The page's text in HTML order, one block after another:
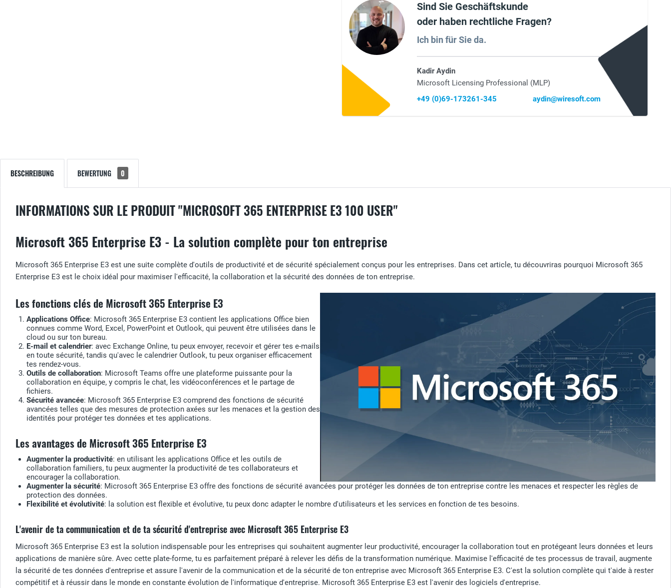
Sind Sie Geschäftskunde
oder haben rechtliche Fragen?
Ich bin für Sie da.
Kadir Aydin
Microsoft Licensing Professional (MLP)
+49 (0)69-173261-345
aydin@wiresoft.com
BESCHREIBUNG BEWERTUNG 0
INFORMATIONS SUR LE PRODUIT "MICROSOFT 365 ENTERPRISE E3 100 USER"
Microsoft 365 Enterprise E3 - La solution complète pour ton entreprise
Microsoft 365 Enterprise E3 est une suite complète d'outils de productivité et de sécurité spécialement conçus pour les entreprises. Dans cet article, tu découvriras pourquoi Microsoft 365
Enterprise E3 est le choix idéal pour maximiser l'efficacité, la collaboration et la sécurité des données de ton entreprise.
Les fonctions clés de Microsoft 365 Enterprise E3
Applications Office: Microsoft 365 Enterprise E3 contient les applications Office bien
connues comme Word, Excel, PowerPoint et Outlook, qui peuvent être utilisées dans le
cloud ou sur ton bureau.
E-mail et calendrier: avec Exchange Online, tu peux envoyer, recevoir et gérer tes e-mails
en toute sécurité, tandis qu'avec le calendrier Outlook, tu peux organiser efficacement
tes rendez-vous.
Outils de collaboration: Microsoft Teams offre une plateforme puissante pour la
collaboration en équipe, y compris le chat, les vidéoconférences et le partage de
fichiers.
Sécurité avancée: Microsoft 365 Enterprise E3 comprend des fonctions de sécurité
avancées telles que des mesures de protection axées sur les menaces et la gestion des
identités pour protéger tes données et tes applications.
Les avantages de Microsoft 365 Enterprise E3
Augmenter la productivité: en utilisant les applications Office et les outils de
collaboration familiers, tu peux augmenter la productivité de tes collaborateurs et
encourager la collaboration.
Augmenter la sécurité: Microsoft 365 Enterprise E3 offre des fonctions de sécurité avancées pour protéger les données de ton entreprise contre les menaces et respecter les règles de
protection des données.
Flexibilité et évolutivité: la solution est flexible et évolutive, tu peux donc adapter le nombre d'utilisateurs et les services en fonction de tes besoins.
L'avenir de ta communication et de ta sécurité d'entreprise avec Microsoft 365 Enterprise E3
Microsoft 365 Enterprise E3 est la solution indispensable pour les entreprises qui souhaitent augmenter leur productivité, encourager la collaboration tout en protégeant leurs données et leurs
applications de manière sûre. Avec cette plate-forme, tu es parfaitement préparé à relever les défis de la transformation numérique. Maximise l'efficacité de tes processus de travail, augmente
la sécurité de tes données d'entreprise et assure l'avenir de la communication et de la sécurité de ton entreprise avec Microsoft 365 Enterprise E3. C'est la solution complète qui t'aide à rester
compétitif et à réussir dans le monde en constante évolution de l'informatique d'entreprise. Microsoft 365 Enterprise E3 est l'avenir des logiciels d'entreprise.